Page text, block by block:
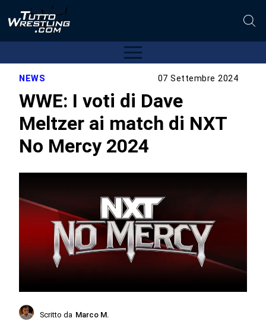
NEWS 07 Settembre 2024
WWE: I voti di Dave
Meltzer ai match di NXT
No Mercy 2024
Scritto da Marco M.